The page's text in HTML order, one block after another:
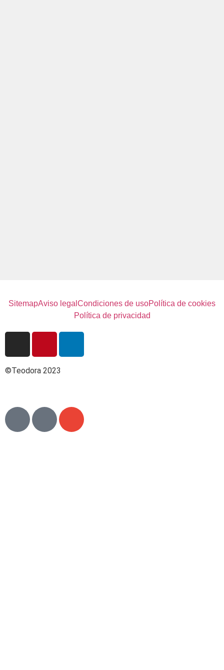
SitemapAviso legal Condiciones de usoPolítica de cookies
Política de privacidad
©Teodora 2023